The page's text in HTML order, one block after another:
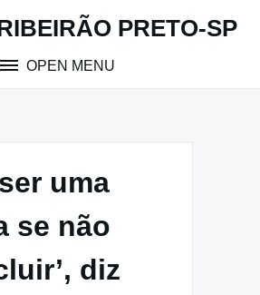
PRETO-SP
OPEN MENU
uma
se não
diz